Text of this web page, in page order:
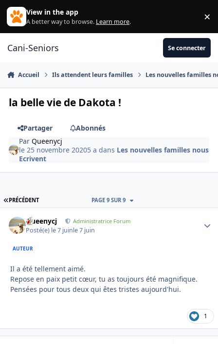
Aller au contenu
View in the app
A better way to browse. Learn more. ×
Cani-Seniors Se connecter
Accueil Ils attendent leurs familles Les nouvelles familles
la belle vie de Dakota !
Partager
Abonnés
ParQueenycj
le 25 novembre 20205 a dans Les nouvelles familles nous
Ecrivent
PREMIÈRE PAGE
PRÉCÉDENT PAGE 9 SUR 9
Queenycj Administratrice Forum
Posté(e) le 7 juinle 7 juin
AUTEUR
Il a été tellement aimé.
Repose en paix petit cœur, tu as toujours été magnifique.
Pensées pour tous deux qui êtes tristes aujourd'hui.
1